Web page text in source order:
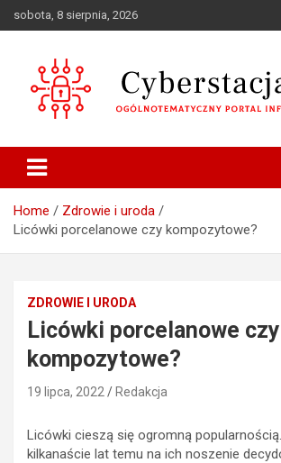
to
sobota, 8 sierpnia, 2026
Cyberstacja.eu
Home
Zdrowie i uroda
Licówki porcelanowe czy kompozytowe?
ZDROWIE I URODA
Licówki porcelanowe czy
kompozytowe?
19 lipca, 2022 Redakcja
Licówki cieszą się ogromną
kilkanaście lat temu na ich noszenie